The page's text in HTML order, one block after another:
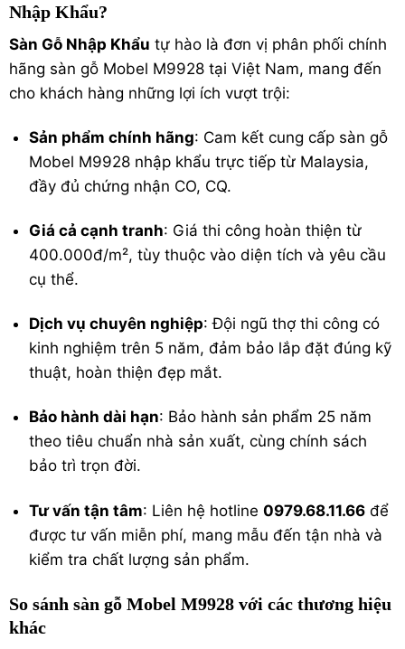
Nhập Khẩu?
Sàn Gỗ Nhập Khẩu tự hào là đơn vị phân phối chính
hãng sàn gỗ Mobel M9928 tại Việt Nam, mang đến
cho khách hàng những lợi ích vượt trội:
Sản phẩm chính hãng: Cam kết cung cấp sàn gỗ
Mobel M9928 nhập khẩu trực tiếp từ Malaysia,
đầy đủ chứng nhận CO, CQ.
Giá cả cạnh tranh: Giá thi công hoàn thiện từ
400.000đ/m², tùy thuộc vào diện tích và yêu cầu
cụ thể.
Dịch vụ chuyên nghiệp: Đội ngũ thợ thi công có
kinh nghiệm trên 5 năm, đảm bảo lắp đặt đúng kỹ
thuật, hoàn thiện đẹp mắt.
Bảo hành dài hạn: Bảo hành sản phẩm 25 năm
theo tiêu chuẩn nhà sản xuất, cùng chính sách
bảo trì trọn đời.
Tư vấn tận tâm: Liên hệ hotline0979.68.11.66 để
được tư vấn miễn phí, mang mẫu đến tận nhà và
kiểm tra chất lượng sản phẩm.
So sánh sàn gỗ Mobel M9928 với các thương hiệu
khác